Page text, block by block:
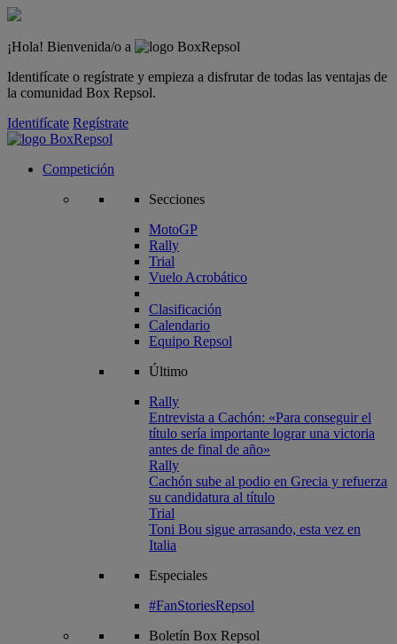
¡Hola! Bienvenida/o a
Identifícate o regístrate y empieza a disfrutar de todas las ventajas de
la comunidad Box Repsol.
Identifícate Regístrate
Competición
Secciones
MotoGP
Rally
Trial
Vuelo Acrobático
Clasificación
Calendario
Equipo Repsol
Último
Rally
Entrevista a Cachón: «Para conseguir el
título sería importante lograr una victoria
antes de final de año»
Rally
Cachón sube al podio en Grecia y refuerza
su candidatura al título
Trial
Toni Bou sigue arrasando, esta vez en
Italia
Especiales
#FanStoriesRepsol
Boletín Box Repsol